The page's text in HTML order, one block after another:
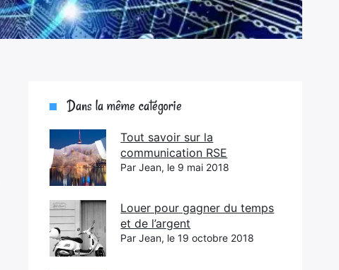
Dans la même catégorie
Tout savoir sur la
communication RSE
Par Jean, le 9 mai 2018
Louer pour gagner du temps
et de l’argent
Par Jean, le 19 octobre 2018